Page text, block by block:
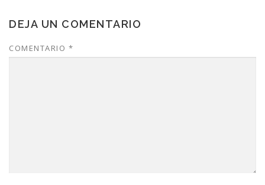
DEJA UN COMENTARIO
COMENTARIO *